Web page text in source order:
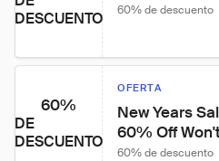
DESCUENTO
60% de descuento
60%
DE
DESCUENTO
OFERTA
New Years
60% Off
60% de descuento